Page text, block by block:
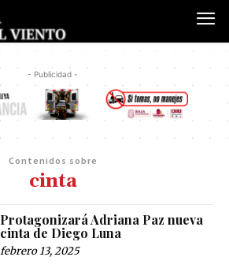
- Publicidad -
Contenidos sobre
cinta
Protagonizará Adriana Paz nueva
cinta de Diego Luna
febrero 13, 2025